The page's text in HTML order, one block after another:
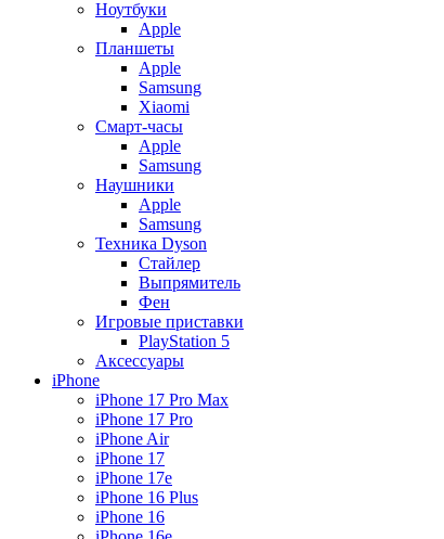
Ноутбуки
Apple
Планшеты
Apple
Samsung
Xiaomi
Смарт-часы
Apple
Samsung
Наушники
Apple
Samsung
Техника Dyson
Стайлер
Выпрямитель
Фен
Игровые приставки
PlayStation 5
Аксессуары
iPhone
iPhone 17 Pro Max
iPhone 17 Pro
iPhone Air
iPhone 17
iPhone 17e
iPhone 16 Plus
iPhone 16